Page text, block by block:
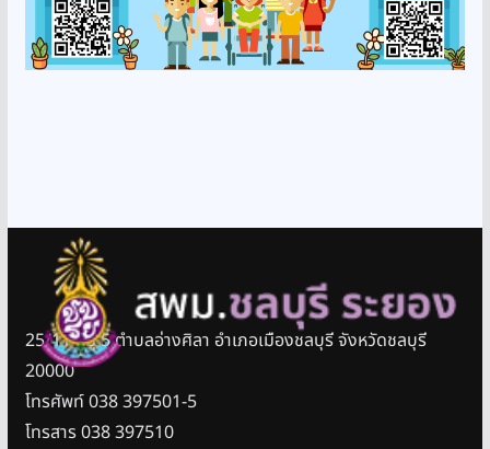
25/11 หมู่ 5 ตำบลอ่างศิลา อำเภอเมืองชลบุรี จังหวัดชลบุรี
20000
โทรศัพท์ 038 397501-5
โทรสาร 038 397510